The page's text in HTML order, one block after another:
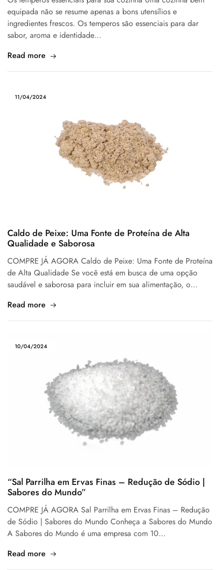
equipada não se resume apenas a bons utensílios e
ingredientes frescos. Os temperos são essenciais para dar
sabor, aroma e identidade…
Read more
11/04/2024
Caldo de Peixe: Uma Fonte de Proteína de Alta
Qualidade e Saborosa
COMPRE JÁ AGORA Caldo de Peixe: Uma Fonte de Proteína
de Alta Qualidade Se você está em busca de uma opção
saudável e saborosa para incluir em sua alimentação, o…
Read more
10/04/2024
“Sal Parrilha em Ervas Finas – Redução de Sódio |
Sabores do Mundo”
COMPRE JÁ AGORA Sal Parrilha em Ervas Finas – Redução
de Sódio | Sabores do Mundo Conheça a Sabores do Mundo
A Sabores do Mundo é uma empresa com 10…
Read more